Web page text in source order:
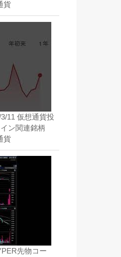
貨
11 仮想通貨投
ン関連銘柄
貨
先物コー